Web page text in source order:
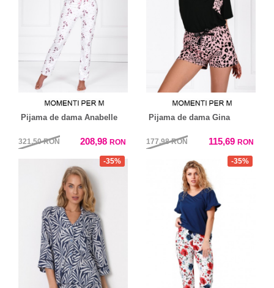
Pijama de dama Anabelle
321,50RON 208,98 RON
Pijama de dama Gina
177,98RON 115,69 RON
-35% -35%